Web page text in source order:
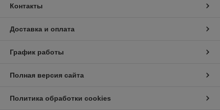
Контакты
Доставка и оплата
График работы
Полная версия сайта
Политика обработки cookies